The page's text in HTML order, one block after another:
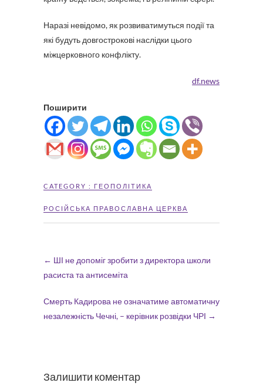
Наразі невідомо, як розвиватимуться події та
які будуть довгострокові наслідки цього
міжцерковного конфлікту.
df.news
Поширити
CATEGORY : ГЕОПОЛІТИКА
РОСІЙСЬКА ПРАВОСЛАВНА ЦЕРКВА
← ШІ не допоміг зробити з директора школи
расиста та антисеміта
Смерть Кадирова не означатиме автоматичну
незалежність Чечні, – керівник розвідки ЧРІ →
Залишити коментар